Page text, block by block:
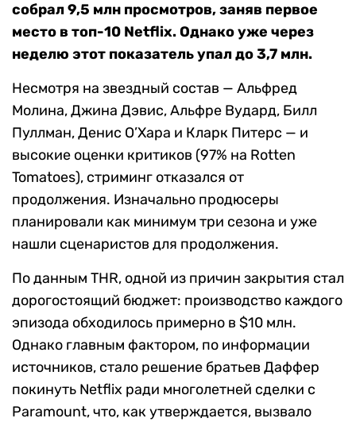
собрал 9,5 млн просмотров, заняв первое
место в топ-10 Netflix. Однако уже через
неделю этот показатель упал до 3,7 млн.
Несмотря на звездный состав — Альфред
Молина, Джина Дэвис, Альфре Вудард, Билл
Пуллман, Денис О’Хара и Кларк Питерс — и
высокие оценки критиков (97% на Rotten
Tomatoes), стриминг отказался от
продолжения. Изначально продюсеры
планировали как минимум три сезона и уже
нашли сценаристов для продолжения.
По данным THR, одной из причин закрытия стал
дорогостоящий бюджет: производство каждого
эпизода обходилось примерно в $10 млн.
Однако главным фактором, по информации
источников, стало решение братьев Даффер
покинуть Netflix ради многолетней сделки с
Paramount, что, как утверждается, вызвало